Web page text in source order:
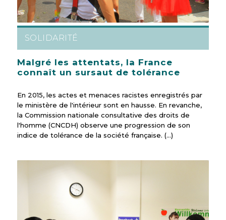
SOLIDARITÉ
Malgré les attentats, la France
connaît un sursaut de tolérance
En 2015, les actes et menaces racistes enregistrés par
le ministère de l'intérieur sont en hausse. En revanche,
la Commission nationale consultative des droits de
l'homme (CNCDH) observe une progression de son
indice de tolérance de la société française. (…)